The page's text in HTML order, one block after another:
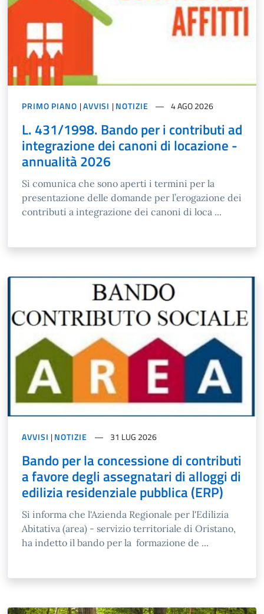
PRIMO PIANO |AVVISI |NOTIZIE 4 AGO 2026
L. 431/1998. Bando per i contributi ad
integrazione dei canoni di locazione -
annualità 2026
Si comunica che sono aperti i termini per la
presentazione delle domande per l’erogazione dei
contributi a integrazione dei canoni di loca ...
AVVISI |NOTIZIE 31 LUG 2026
Bando per la concessione di contributi
a favore degli assegnatari di alloggi di
edilizia residenziale pubblica (ERP)
Si informa che l'Azienda Regionale per l'Edilizia
Abitativa (area) - servizio territoriale di Oristano,
ha indetto il bando per la formazione de ...